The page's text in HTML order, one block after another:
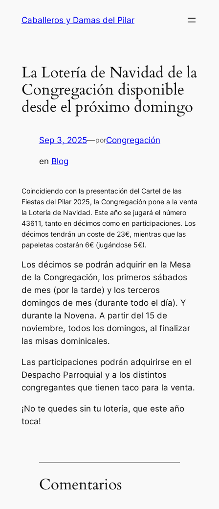
Caballeros y Damas del Pilar
La Lotería de Navidad de la
Congregación disponible
desde el próximo domingo
Sep 3, 2025—porCongregación
en Blog
Coincidiendo con la presentación del Cartel de las
Fiestas del Pilar 2025, la Congregación pone a la venta
la Lotería de Navidad. Este año se jugará el número
43611, tanto en décimos como en participaciones. Los
décimos tendrán un coste de 23€, mientras que las
papeletas costarán 6€ (jugándose 5€).
Los décimos se podrán adquirir en la Mesa
de la Congregación, los primeros sábados
de mes (por la tarde) y los terceros
domingos de mes (durante todo el día). Y
durante la Novena. A partir del 15 de
noviembre, todos los domingos, al finalizar
las misas dominicales.
Las participaciones podrán adquirirse en el
Despacho Parroquial y a los distintos
congregantes que tienen taco para la venta.
¡No te quedes sin tu lotería, que este año
toca!
Comentarios